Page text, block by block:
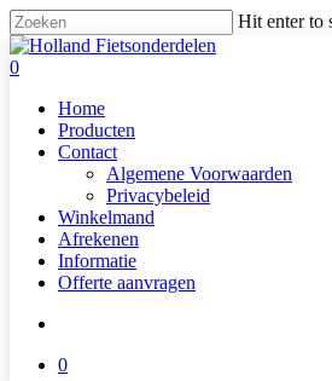
Skip
to
main
Hit enter to
Close
Search
search
0
Home
Producten
Contact
Algemene Voorwaarden
Privacybeleid
Winkelmand
Afrekenen
Informatie
Offerte aanvragen
0